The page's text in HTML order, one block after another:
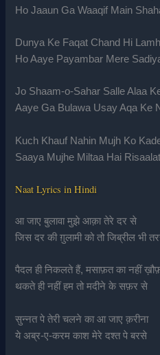
Ho Jaaun Ga Waaqif Main
Dunya Ke Faqat Chand Hi
Ho Aaye Payambar Mere
Jo Shaam-o-Sahar Salle Alaa
Aaye Ga Bulawa Usay Aqa Ke
Kuch Khauf Nahin Mujh Ko
Saaya Mujhe Miltaa Hai
Naat Lyrics in Hindi
आ जाए बुलावा मुझे आक़ा तेरे दर से
जिस दर की ग़ुलामी को तो जिब्रील भी
पैदल ही निकलते हैं, मसाफ़त का नहीं
थकते ही नहीं हम तो मदीने के सफ़र से
सुन्नत पे तेरी चलने का आ जाए क़रीना
ये अब्र-ए-करम काश मेरे दश्त पे बरसे